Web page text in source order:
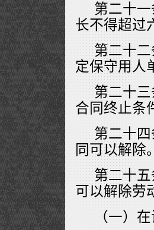
第二十
长不得超过
第二十
定保守用人
第二十
合同终止条
第二十
同可以解除
第二十
可以解除劳
（一）